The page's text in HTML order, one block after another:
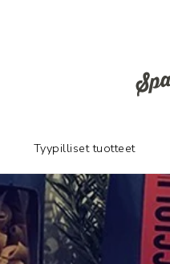
Tyypilliset tuotteet